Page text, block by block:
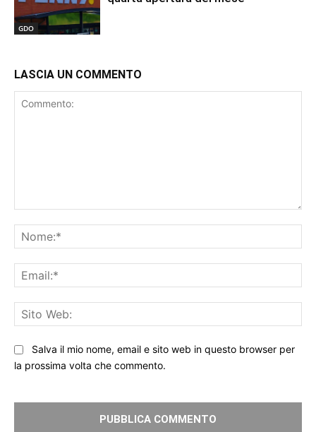
GDO
LASCIA UN COMMENTO
Salva il mio nome, email e sito web in questo browser per
la prossima volta che commento.